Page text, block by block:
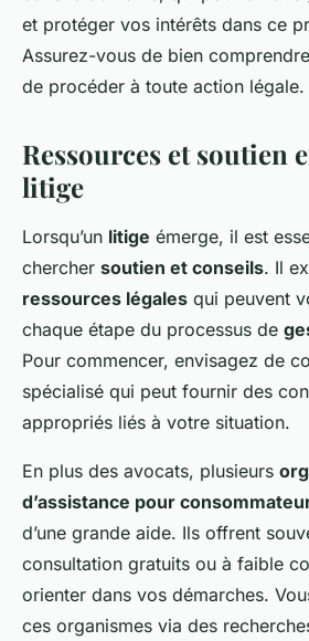
et protéger vos intérêts dans ce
Assurez-vous de bien
de procéder à toute action légale.
Ressources et soutien
litige
Lorsqu’un litige émerge, il est
chercher soutien et conseils. Il
ressources légales qui peuvent
chaque étape du processus de
Pour commencer, envisagez de
spécialisé qui peut fournir des
appropriés liés à votre situation.
En plus des avocats, plusieurs
d’assistance pour
d’une grande aide. Ils offrent
consultation gratuits ou à faible
orienter dans vos démarches.
ces organismes via des